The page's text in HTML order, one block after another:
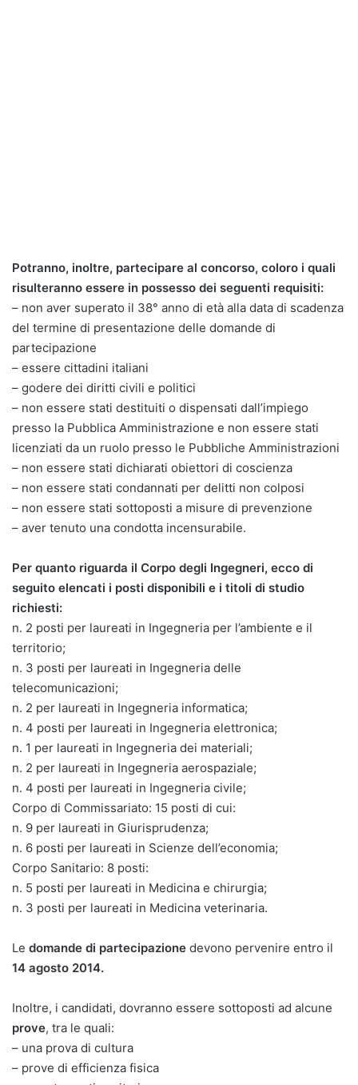
Potranno, inoltre, partecipare al concorso, coloro i quali
risulteranno essere in possesso dei seguenti requisiti:
– non aver superato il 38° anno di età alla data di scadenza
del termine di presentazione delle domande di
partecipazione
– essere cittadini italiani
– godere dei diritti civili e politici
– non essere stati destituiti o dispensati dall’impiego
presso la Pubblica Amministrazione e non essere stati
licenziati da un ruolo presso le Pubbliche Amministrazioni
– non essere stati dichiarati obiettori di coscienza
– non essere stati condannati per delitti non colposi
– non essere stati sottoposti a misure di prevenzione
– aver tenuto una condotta incensurabile.
Per quanto riguarda il Corpo degli Ingegneri, ecco di
seguito elencati i posti disponibili e i titoli di studio
richiesti:
n. 2 posti per laureati in Ingegneria per l’ambiente e il
territorio;
n. 3 posti per laureati in Ingegneria delle
telecomunicazioni;
n. 2 per laureati in Ingegneria informatica;
n. 4 posti per laureati in Ingegneria elettronica;
n. 1 per laureati in Ingegneria dei materiali;
n. 2 per laureati in Ingegneria aerospaziale;
n. 4 posti per laureati in Ingegneria civile;
Corpo di Commissariato: 15 posti di cui:
n. 9 per laureati in Giurisprudenza;
n. 6 posti per laureati in Scienze dell’economia;
Corpo Sanitario: 8 posti:
n. 5 posti per laureati in Medicina e chirurgia;
n. 3 posti per laureati in Medicina veterinaria.
Le domande di partecipazione devono pervenire entro il
14 agosto 2014.
Inoltre, i candidati, dovranno essere sottoposti ad alcune
prove, tra le quali:
– una prova di cultura
– prove di efficienza fisica